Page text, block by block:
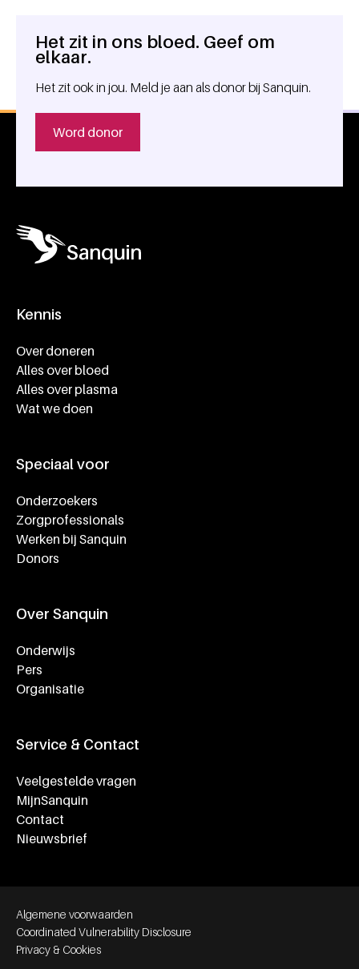
Algemene informatie
Het zit in ons bloed. Geef om
elkaar.
Het zit ook in jou. Meld je aan als donor bij Sanquin.
Word donor
Kennis
Over doneren
Alles over bloed
Alles over plasma
Wat we doen
Speciaal voor
Onderzoekers
Zorgprofessionals
Werken bij Sanquin
Donors
Over Sanquin
Onderwijs
Pers
Organisatie
Service & Contact
Veelgestelde vragen
MijnSanquin
Contact
Nieuwsbrief
Footer bottom navigation
Algemene voorwaarden
Coordinated Vulnerability Disclosure
Privacy & Cookies